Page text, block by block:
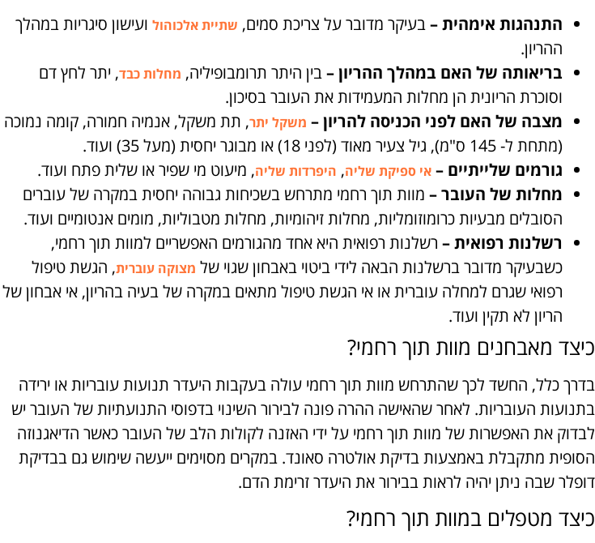
התנהגות אימהית –בעיקר מדובר על צריכת סמים, שתיית אלכוהול ועישון סיגריות במהלך
ההריון.
בריאותה של האם במהלך ההריון –בין היתר תרומבופיליה, מחלות כבד, יתר לחץ דם
וסוכרת הריונית הן מחלות המעמידות את העובר בסיכון.
מצבה של האם לפני הכניסה להריון – משקל יתר, תת משקל, אנמיה חמורה, קומה נמוכה
(מתחת ל- 145 ס"מ), גיל צעיר מאוד (לפני 18) או מבוגר יחסית (מעל 35) ועוד.
גורמים שלייתיים – אי ספיקת שליה, היפרדות שליה, מיעוט מי שפיר או שלית פתח ועוד.
מחלות של העובר – מוות תוך רחמי מתרחש בשכיחות גבוהה יחסית במקרה של עוברים
הסובלים מבעיות כרומוזומליות, מחלות זיהומיות, מחלות מטבוליות, מומים אנטומיים ועוד.
רשלנות רפואית – רשלנות רפואית היא אחד מהגורמים האפשריים למוות תוך רחמי,
כשבעיקר מדובר ברשלנות הבאה לידי ביטוי באבחון שגוי של מצוקה עוברית, הגשת טיפול
רפואי שגרם למחלה עוברית או אי הגשת טיפול מתאים במקרה של בעיה בהריון, אי אבחון של
הריון לא תקין ועוד.
כיצד מאבחנים מוות תוך רחמי?
בדרך כלל, החשד לכך שהתרחש מוות תוך רחמי עולה בעקבות היעדר תנועות עובריות או ירידה
בתנועות העובריות. לאחר שהאישה ההרה פונה לבירור השינוי בדפוסי התנועתיות של העובר יש
לבדוק את האפשרות של מוות תוך רחמי על ידי האזנה לקולות הלב של העובר כאשר הדיאגנוזה
הסופית מתקבלת באמצעות בדיקת אולטרה סאונד. במקרים מסוימים ייעשה שימוש גם בבדיקת
דופלר שבה ניתן יהיה לראות בבירור את היעדר זרימת הדם.
כיצד מטפלים במוות תוך רחמי?